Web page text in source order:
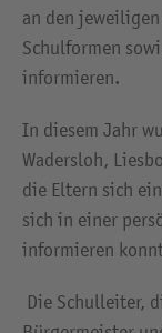
an den
Schulformen
informieren.
In diesem Jahr
Wadersloh,
die Eltern sich
sich in einer
informieren
Die Schulleiter,